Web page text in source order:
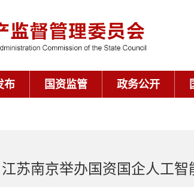
布 国资监管 政务公开
江苏南京举办国资国企人工智